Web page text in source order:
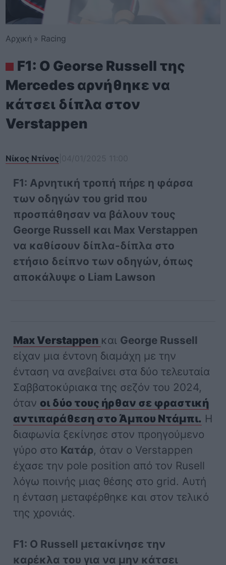
Αρχική » Racing
F1: Ο Georse Russell της
Mercedes αρνήθηκε να
κάτσει δίπλα στον
Verstappen
Νίκος Ντίνος
F1: Αρνητική τροπή πήρε η φάρσα
των οδηγών του grid που
προσπάθησαν να βάλουν τους
George Russell και Max Verstappen
να καθίσουν δίπλα-δίπλα στο
ετήσιο δείπνο των οδηγών, όπως
αποκάλυψε ο Liam Lawson
Max Verstappen και George Russell
είχαν μια έντονη διαμάχη με την
ένταση να ανεβαίνει στα δύο τελευταία
Σαββατοκύριακα της σεζόν του 2024,
όταν οι δύο τους ήρθαν σε φραστική
αντιπαράθεση στο Άμπου Ντάμπι. Η
διαφωνία ξεκίνησε στον προηγούμενο
γύρο στο Κατάρ, όταν ο Verstappen
έχασε την pole position από τον Rusell
λόγω ποινής μιας θέσης στο grid. Αυτή
η ένταση μεταφέρθηκε και στον τελικό
της χρονιάς.
F1: Ο Russell μετακίνησε την
καρέκλα του για να μην κάτσει